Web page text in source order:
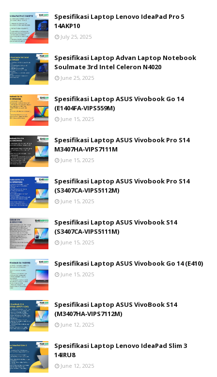
Spesifikasi Laptop Lenovo IdeaPad Pro 5
14AKP10
July 25, 2025
Spesifikasi Laptop Advan Laptop Notebook
Soulmate 3rd Intel Celeron N4020
June 25, 2025
Spesifikasi Laptop ASUS Vivobook Go 14
(E1404FA‑VIPS559M)
June 15, 2025
Spesifikasi Laptop ASUS Vivobook Pro S14
M3407HA‑VIPS7111M
June 15, 2025
Spesifikasi Laptop ASUS Vivobook Pro S14
(S3407CA‑VIPS5112M)
June 15, 2025
Spesifikasi Laptop ASUS Vivobook S14
(S3407CA‑VIPS5111M)
June 15, 2025
Spesifikasi Laptop ASUS Vivobook Go 14 (E410)
June 15, 2025
Spesifikasi Laptop ASUS VivoBook S14
(M3407HA‑VIPS7112M)
June 12, 2025
Spesifikasi Laptop Lenovo IdeaPad Slim 3
14IRU8
June 12, 2025